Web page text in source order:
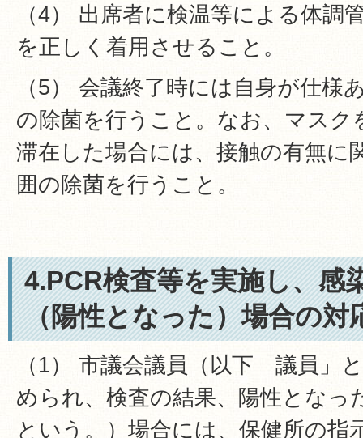
（4） 出席者に検温等による体調
を正しく着用させること。
（5） 会議終了時には自身が仕様
の除菌を行うこと。なお、マスク
滞在した場合には、接触の有無に
囲の除菌を行うこと。
4.PCR検査等を実施し、感
（陽性となった）場合の対
（1） 市議会議員（以下「議員」
められ、検査の結果、陽性となっ
という。）場合には、保健所の指